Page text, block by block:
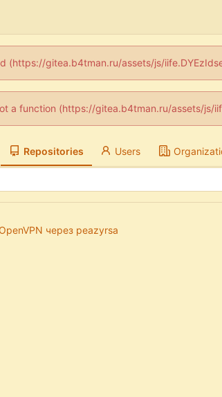
gitea.b4tman.ru/assets/js/
a function (https://gitea.b4tman.ru/assets/js/
Repositories Users
через peazyrsa